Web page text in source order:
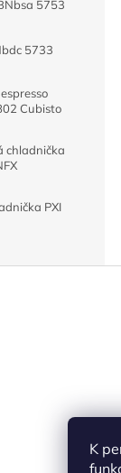
K
5753
5733
Cubisto
chladnička
PXI